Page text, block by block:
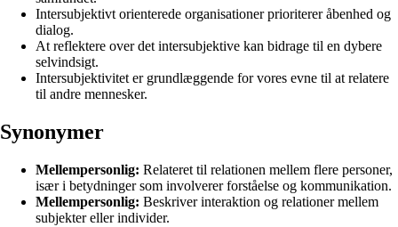
Intersubjektivt orienterede organisationer prioriterer åbenhed og
dialog.
At reflektere over det intersubjektive kan bidrage til en dybere
selvindsigt.
Intersubjektivitet er grundlæggende for vores evne til at relatere
til andre mennesker.
Synonymer
Mellempersonlig: Relateret til relationen mellem flere personer,
især i betydninger som involverer forståelse og kommunikation.
Mellempersonlig: Beskriver interaktion og relationer mellem
subjekter eller individer.